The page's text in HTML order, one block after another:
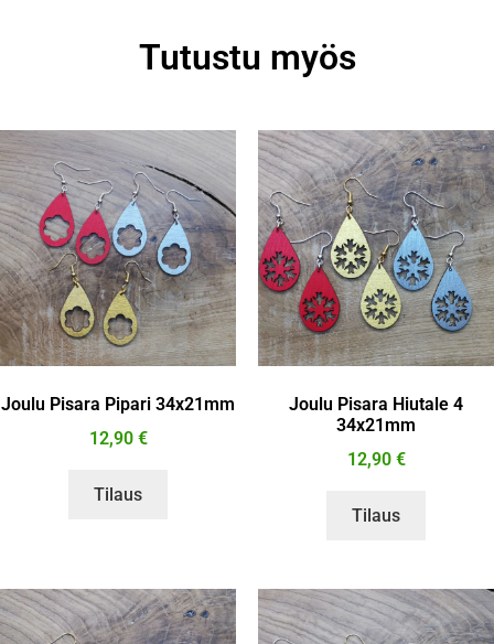
Tutustu myös
Joulu Pisara Pipari 34x21mm
12,90 €
Tilaus
Joulu Pisara Hiutale 4
34x21mm
12,90 €
Tilaus